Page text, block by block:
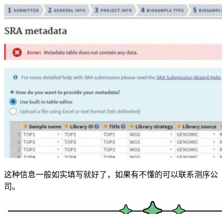
这种信息一般如实填写就好了，如果有不懂的可以联系测序公
司。